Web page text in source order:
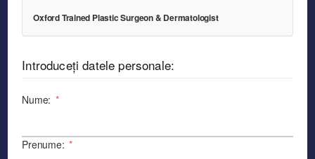
Oxford Trained Plastic Surgeon & Dermatologist
Introduceți datele personale:
Nume: *
Prenume: *